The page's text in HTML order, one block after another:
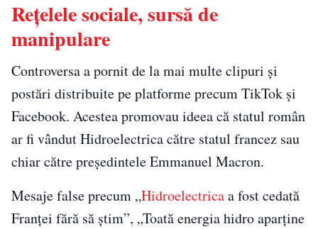
Rețelele sociale, sursă de
manipulare
Controversa a pornit de la mai multe clipuri și
postări distribuite pe platforme precum TikTok și
Facebook. Acestea promovau ideea că statul român
ar fi vândut Hidroelectrica către statul francez sau
chiar către președintele Emmanuel Macron.
Mesaje false precum „Hidroelectricaa fost cedată
Franței fără să știm”, „Toată energia hidro aparține